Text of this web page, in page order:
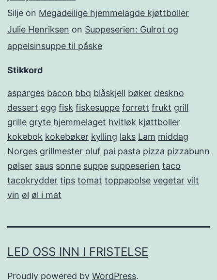
Silje on Megadeilige hjemmelagde kjøttboller
Julie Henriksen on Suppeserien: Gulrot og
appelsinsuppe til påske
Stikkord
asparges bacon bbq blåskjell bøker deskno
dessert egg fisk fiskesuppe forrett frukt grill
grille gryte hjemmelaget hvitløk kjøttboller
kokebok kokebøker kylling laks Lam middag
Norges grillmester oluf pai pasta pizza pizzabunn
pølser saus sonne suppe suppeserien taco
tacokrydder tips tomat toppapolse vegetar vilt
vin øl øl i mat
LED OSS INN I FRISTELSE
Proudly powered by WordPress.